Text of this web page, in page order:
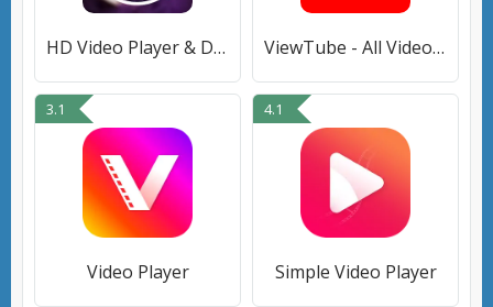
HD Video Player & Downloader ViewTube - All Video Player
3.1
Video Player
4.1
Simple Video Player